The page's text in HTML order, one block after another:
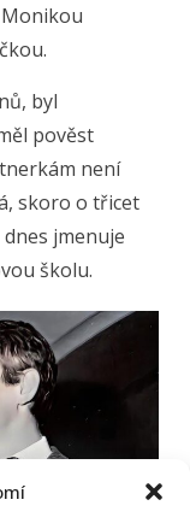
byl
pověst
není
skoro o třicet
jmenuje
školu.